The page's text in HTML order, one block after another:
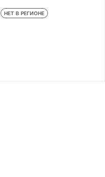
НЕТ В РЕГИОНЕ